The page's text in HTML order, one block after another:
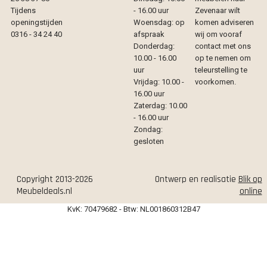
Tijdens
openingstijden
0316 - 34 24 40
- 16.00 uur
Woensdag: op
afspraak
Donderdag:
10.00 - 16.00
uur
Vrijdag: 10.00 -
16.00 uur
Zaterdag: 10.00
- 16.00 uur
Zondag:
gesloten
Zevenaar wilt
komen adviseren
wij om vooraf
contact met ons
op te nemen om
teleurstelling te
voorkomen.
Copyright 2013-2026
Meubeldeals.nl
Ontwerp en realisatie Blik op
online
KvK: 70479682 - Btw: NL001860312B47